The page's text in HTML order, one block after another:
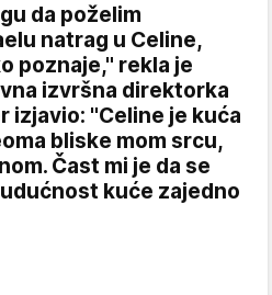
da poželim
natrag u Celine,
poznaje," rekla je
izvršna direktorka
izjavio: "Celine je kuća
bliske mom srcu,
Čast mi je da se
kuće zajedno